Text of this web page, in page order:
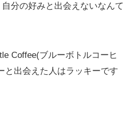
分の好みと出会えないなんて
Coffee(ブルーボトルコーヒ
と出会えた人はラッキーです